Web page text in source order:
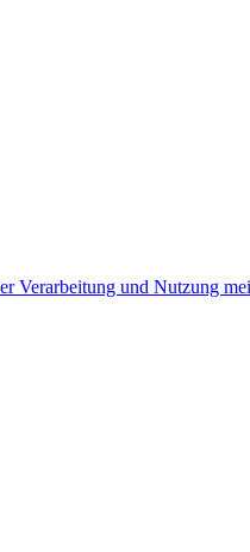
Verarbeitung und Nutzung